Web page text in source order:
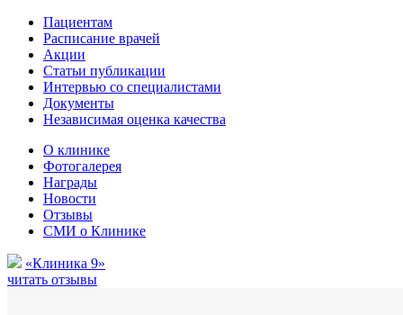
Пациентам
Расписание врачей
Акции
Статьи публикации
Интервью со специалистами
Документы
Независимая оценка качества
О клинике
Фотогалерея
Награды
Новости
Отзывы
СМИ о Клинике
«Клиника 9»
читать отзывы